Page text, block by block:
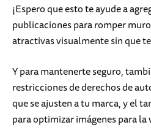
¡Espero que esto te ayude a
publicaciones para romper
atractivas visualmente sin que
Y para mantenerte seguro,
restricciones de derechos de
que se ajusten a tu marca, y el
para optimizar imágenes para la